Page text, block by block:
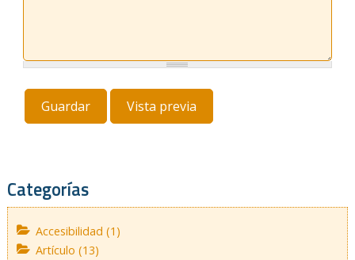
Categorías
Accesibilidad (1)
Artículo (13)